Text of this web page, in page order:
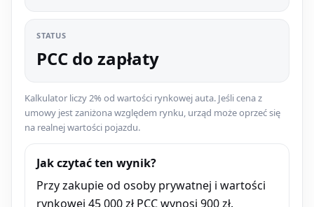
STATUS
PCC do zapłaty
Kalkulator liczy 2% od wartości rynkowej auta. Jeśli cena z
umowy jest zaniżona względem rynku, urząd może oprzeć się
na realnej wartości pojazdu.
Jak czytać ten wynik?
Przy zakupie od osoby prywatnej i wartości
rynkowej 45 000 zł PCC wynosi 900 zł.